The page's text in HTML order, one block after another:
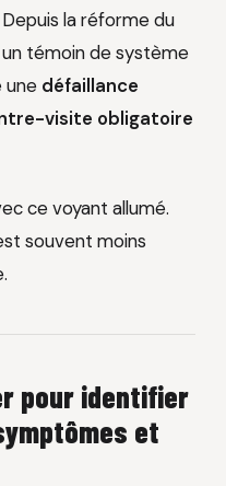
la réforme du
témoin de système
une défaillance
visite obligatoire
ce voyant allumé.
souvent moins
pour identifier
et